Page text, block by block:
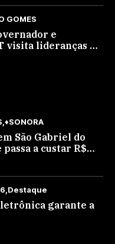
GOMES
e
visita lideranças do
♦SONORA
São Gabriel do
passa a custar R$
Destaque
garante a